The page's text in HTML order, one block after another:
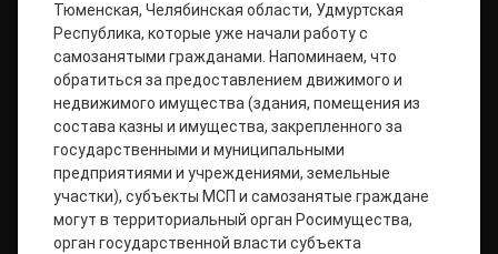
Тюменская, Челябинская области, Удмуртская
Республика, которые уже начали работу с
самозанятыми гражданами. Напоминаем, что
обратиться за предоставлением движимого и
недвижимого имущества (здания, помещения из
состава казны и имущества, закрепленного за
государственными и муниципальными
предприятиями и учреждениями, земельные
участки), субъекты МСП и самозанятые граждане
могут в территориальный орган Росимущества,
орган государственной власти субъекта